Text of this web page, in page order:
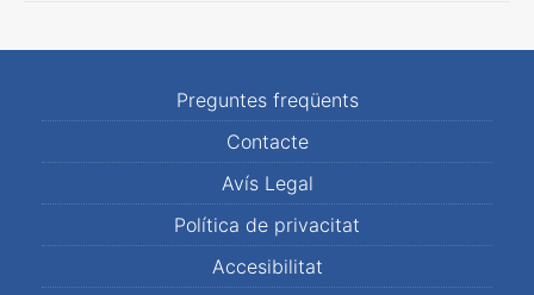
Preguntes freqüents
Contacte
Avís Legal
Política de privacitat
Accesibilitat